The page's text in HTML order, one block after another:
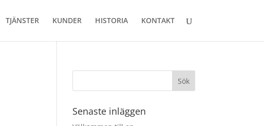
TJÄNSTER KUNDER HISTORIA KONTAKT
Senaste inläggen